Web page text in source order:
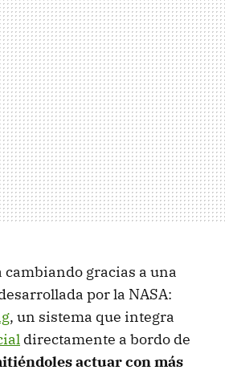
cambiando gracias a una
por la NASA:
, un sistema que integra
directamente a bordo de
actuar con más